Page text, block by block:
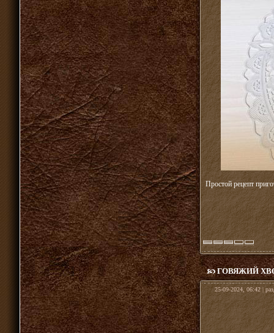
Простой рецепт
ГОВЯЖИЙ
25-09-2024, 06:42 |